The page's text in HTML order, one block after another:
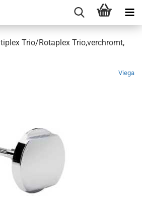
Trio/Rotaplex Trio,verchromt,
Viega